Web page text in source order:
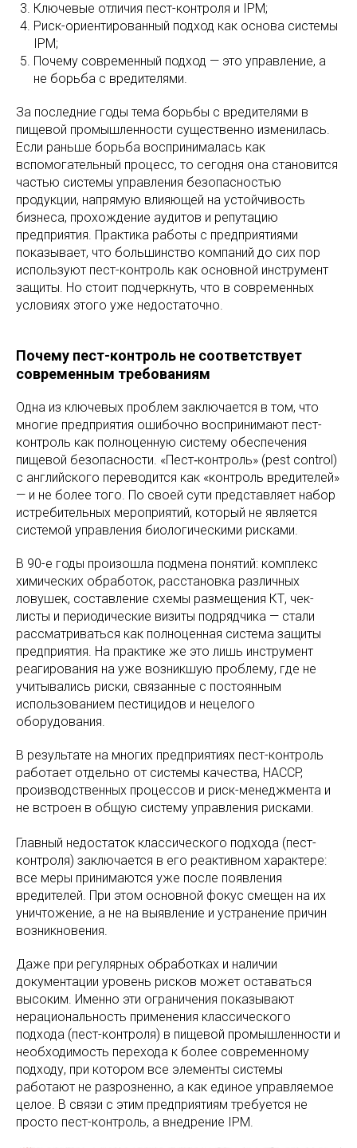
Ключевые отличия пест-контроля и IPM;
Риск-ориентированный подход как основа системы
IPM;
Почему современный подход — это управление, а
не борьба с вредителями.
За последние годы тема борьбы с вредителями в
пищевой промышленности существенно изменилась.
Если раньше борьба воспринималась как
вспомогательный процесс, то сегодня она становится
частью системы управления безопасностью
продукции, напрямую влияющей на устойчивость
бизнеса, прохождение аудитов и репутацию
предприятия. Практика работы с предприятиями
показывает, что большинство компаний до сих пор
используют пест-контроль как основной инструмент
защиты. Но стоит подчеркнуть, что в современных
условиях этого уже недостаточно.
Почему пест-контроль не соответствует
современным требованиям
Одна из ключевых проблем заключается в том, что
многие предприятия ошибочно воспринимают пест-
контроль как полноценную систему обеспечения
пищевой безопасности. «Пест‑контроль» (pest control)
с английского переводится как «контроль вредителей»
— и не более того. По своей сути представляет набор
истребительных мероприятий, который не является
системой управления биологическими рисками.
В 90-е годы произошла подмена понятий: комплекс
химических обработок, расстановка различных
ловушек, составление схемы размещения КТ, чек-
листы и периодические визиты подрядчика — стали
рассматриваться как полноценная система защиты
предприятия. На практике же это лишь инструмент
реагирования на уже возникшую проблему, где не
учитывались риски, связанные с постоянным
использованием пестицидов и нецелого
оборудования.
В результате на многих предприятиях пест-контроль
работает отдельно от системы качества, HACCP,
производственных процессов и риск-менеджмента и
не встроен в общую систему управления рисками.
Главный недостаток классического подхода (пест-
контроля) заключается в его реактивном характере:
все меры принимаются уже после появления
вредителей. При этом основной фокус смещен на их
уничтожение, а не на выявление и устранение причин
возникновения.
Даже при регулярных обработках и наличии
документации уровень рисков может оставаться
высоким. Именно эти ограничения показывают
нерациональность применения классического
подхода (пест-контроля) в пищевой промышленности и
необходимость перехода к более современному
подходу, при котором все элементы системы
работают не разрозненно, а как единое управляемое
целое. В связи с этим предприятиям требуется не
просто пест-контроль, а внедрение IPM.